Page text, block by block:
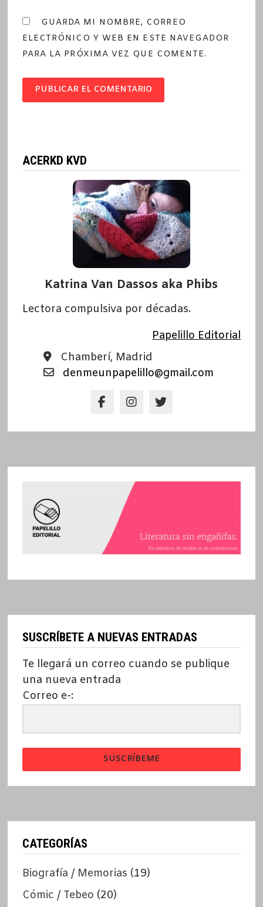
GUARDA MI NOMBRE, CORREO
ELECTRÓNICO Y WEB EN ESTE NAVEGADOR
PARA LA PRÓXIMA VEZ QUE COMENTE.
ACERKD KVD
Katrina Van Dassos aka Phibs
Lectora compulsiva por décadas.
Papelillo Editorial
Chamberí, Madrid
denmeunpapelillo@gmail.com
SUSCRÍBETE A NUEVAS ENTRADAS
Te llegará un correo cuando se publique
una nueva entrada
Correo e-:
SUSCRÍBEME
CATEGORÍAS
Biografía / Memorias (19)
Cómic / Tebeo (20)